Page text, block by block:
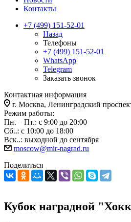
Контакты
+7 (499) 151-52-01
Назад
Телефоны
+7 (499) 151-52-01
WhatsApp
Telegram
Заказать звонок
Контактная информация
г. Москва, Ленинградский
Режим работы:
Пн. – Пт.: с 9:00 до 20:00
Сб..: с 10:00 до 18:00
Вск..: выходной до сентября
moscow@mir-nagrad.ru
Поделиться
Кубок наградной